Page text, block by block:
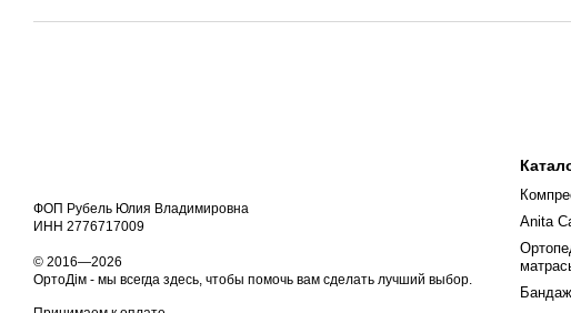
ФОП Рубель Юлия Владимировна
ИНН 2776717009
© 2016—2026
ОртоДім - мы всегда здесь, чтобы помочь вам сделать лучший выбор.
Anita